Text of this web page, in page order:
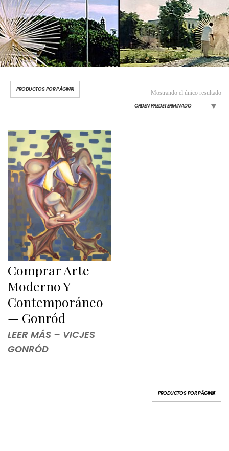
Mostrando el único resultado
Comprar Arte
Moderno Y
Contemporáneo
— Gonród
LEER MÁS – VICJES
GONRÓD